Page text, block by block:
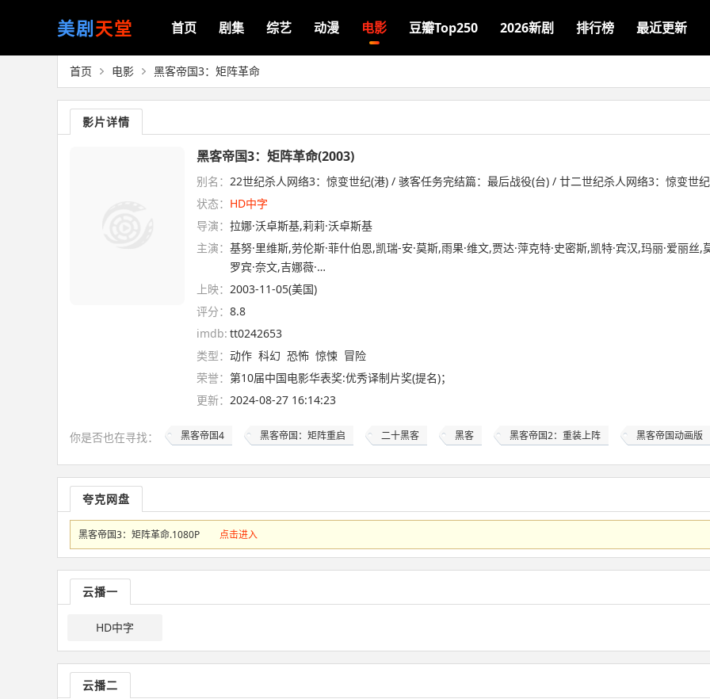
美剧天堂 首页 剧集 综艺 动漫 电影 豆瓣Top250 2026新剧 排行榜 最近更新
首页 电影 黑客帝国3：矩阵革命
影片详情
黑客帝国3：矩阵革命(2003)
别名： 22世纪杀人网络3：惊变世纪(港) / 骇客任务完结篇：最后战役(台) / 廿二世纪杀人网络3：惊变世
状态： HD中字
导演： 拉娜·沃卓斯基,莉莉·沃卓斯基
主演： 基努·里维斯,劳伦斯·菲什伯恩,凯瑞-安·莫斯,雨果·维文,贾达·萍克特·史密斯,凯特·宾汉,玛丽·爱丽
罗宾·奈文,吉娜薇·…
上映： 2003-11-05(美国)
评分： 8.8
imdb: tt0242653
类型： 动作 科幻 恐怖 惊悚 冒险
荣誉： 第10届中国电影华表奖:优秀译制片奖(提名)；
更新： 2024-08-27 16:14:23
你是否也在寻找： 黑客帝国4 黑客帝国：矩阵重启 二十黑客 黑客 黑客帝国2：重装上阵 黑客帝国动画版
夸克网盘
黑客帝国3：矩阵革命.1080P 点击进入
云播一
HD中字
云播二